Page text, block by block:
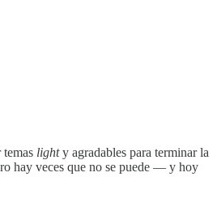
lighty agradables para terminar la
hay veces que no se puede — y hoy